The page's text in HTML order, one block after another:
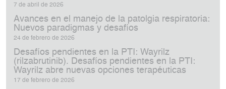
7 de abril de 2026
Avances en el manejo de la patolgia respiratoria:
Nuevos paradigmas y desafíos
24 de febrero de 2026
Desafíos pendientes en la PTI: Wayrilz
(rilzabrutinib). Desafíos pendientes en la PTI:
Wayrilz abre nuevas opciones terapéuticas
17 de febrero de 2026